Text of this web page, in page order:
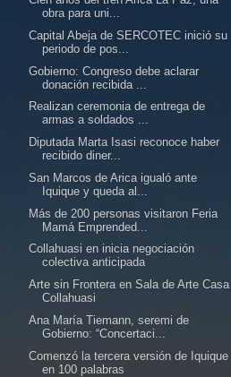
obra para uni...
Capital Abeja de SERCOTEC inició su
periodo de pos...
Gobierno: Congreso debe aclarar
donación recibida ...
Realizan ceremonia de entrega de
armas a soldados ...
Diputada Marta Isasi reconoce haber
recibido diner...
San Marcos de Arica igualó ante
Iquique y queda al...
Más de 200 personas visitaron Feria
Mamá Emprended...
Collahuasi en inicia negociación
colectiva anticipada
Arte sin Frontera en Sala de Arte Casa
Collahuasi
Ana María Tiemann, seremi de
Gobierno: “Concertaci...
Comenzó la tercera versión de Iquique
en 100 palabras